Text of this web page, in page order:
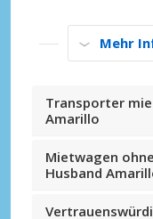
Mehr
Transporter
Amarillo
Mietwagen
Husband